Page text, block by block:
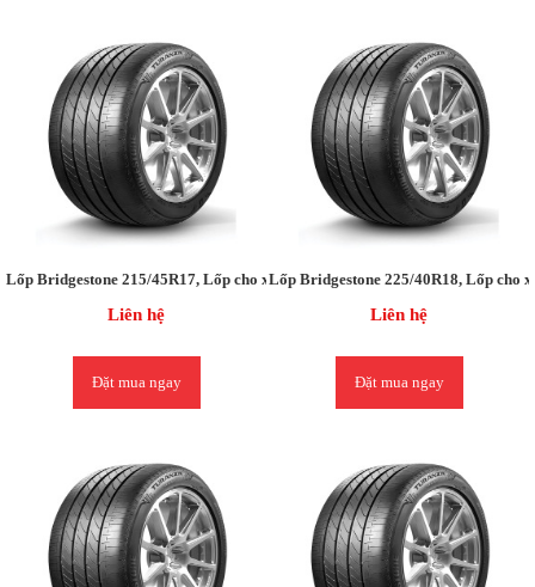
Lốp Bridgestone 215/45R17, Lốp cho xe Kia Forte/Kia K3 (hàng theo xe)
Liên hệ
Đặt mua ngay
Lốp Bridgestone 225/40R18, Lốp cho
Liên hệ
Đặt mua ngay